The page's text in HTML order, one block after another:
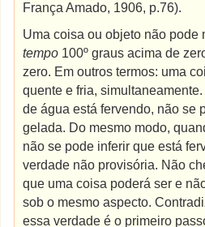
França Amado, 1906, p.76).
Uma coisa ou objeto não pode
tempo 100º graus acima de
zero. Em outros termos: uma
quente e fria,
de água está fervendo, não se
gelada. Do mesmo modo,
não se pode inferir que está
verdade não provisória. Não
que uma coisa poderá ser e
sob o mesmo aspecto.
essa verdade é o primeiro